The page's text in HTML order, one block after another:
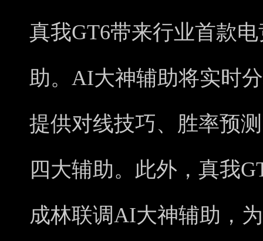
真我GT6带来行业首款
助。AI大神辅助将实时
提供对线技巧、胜率预
四大辅助。此外，真我
成林联调AI大神辅助，